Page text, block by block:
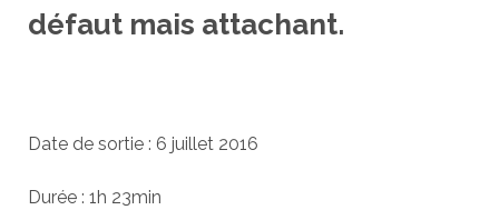
défaut mais attachant.
Date de sortie : 6 juillet 2016
Durée : 1h 23min